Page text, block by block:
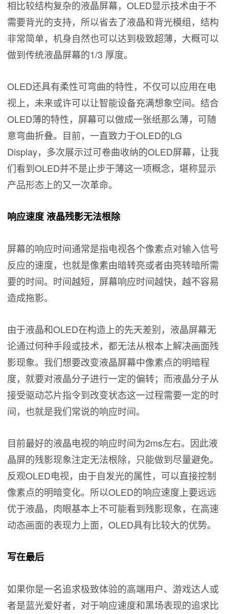
相比较结构复杂的液晶屏幕，OLED显示技术由于不
需要背光的支持，所以省去了液晶和背光模组，结构
非常简单，机身自然也可以达到极致超薄，大概可以
做到传统液晶屏幕的1/3 厚度。
OLED还具有柔性可弯曲的特性，不仅可以应用在电
视上，未来或许可以让智能设备充满想象空间。结合
OLED薄的特性，屏幕可以做成一张纸那么薄，可随
意弯曲折叠。目前，一直致力于OLED的LG
Display，多次展示过可卷曲收纳的OLED屏幕，让我
们看到OLED并不是止步于薄这一项概念，堪称显示
产品形态上的又一次革命。
响应速度 液晶残影无法根除
屏幕的响应时间通常是指电视各个像素点对输入信号
反应的速度，也就是像素由暗转亮或者由亮转暗所需
要的时间。时间越短，屏幕响应时间越快，越不容易
造成拖影。
由于液晶和OLED在构造上的先天差别，液晶屏幕无
论通过何种手段或技术，都无法从根本上解决画面残
影现象。我们想要改变液晶屏幕中像素点的明暗程
度，就要对液晶分子进行一定的偏转；而液晶分子从
接受驱动芯片指令到改变状态这一过程需要一定的时
间，也就是我们常说的响应时间。
目前最好的液晶电视的响应时间为2ms左右。因此液
晶屏的残影现象注定无法根除，只能做到尽量避免。
反观OLED电视，由于自发光的属性，可以直接控制
像素点的明暗变化。所以OLED的响应速度上要远远
优于液晶，肉眼基本上不可能看到残影现象，在高速
动态画面的表现力上面，OLED具有比较大的优势。
写在最后
如果你是一名追求极致体验的高端用户、游戏达人或
者是蓝光爱好者，对于响应速度和黑场表现的追求比